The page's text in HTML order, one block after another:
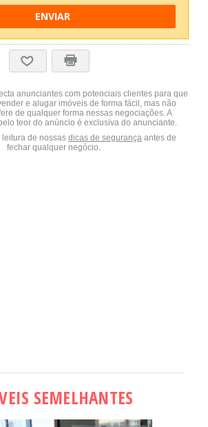
ENVIAR
anunciantes com potenciais clientes para que
e alugar imóveis de forma fácil, mas não
de qualquer forma nessas negociações. A
teor do anúncio é exclusiva do anunciante.
de nossas dicas de segurança antes de
fechar qualquer negócio.
SEMELHANTES